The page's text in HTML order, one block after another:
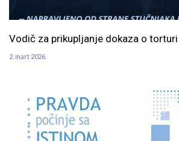
Vodič za prikupljanje dokaza o torturi
2. mart 2026.